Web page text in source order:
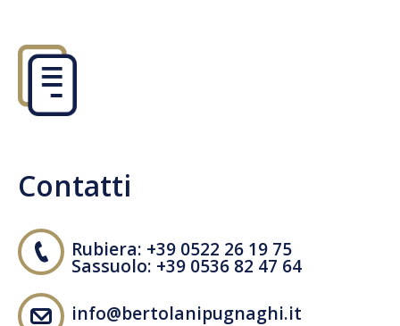
Contatti
Rubiera: +39 0522 26 19 75
Sassuolo: +39 0536 82 47 64
info@bertolanipugnaghi.it